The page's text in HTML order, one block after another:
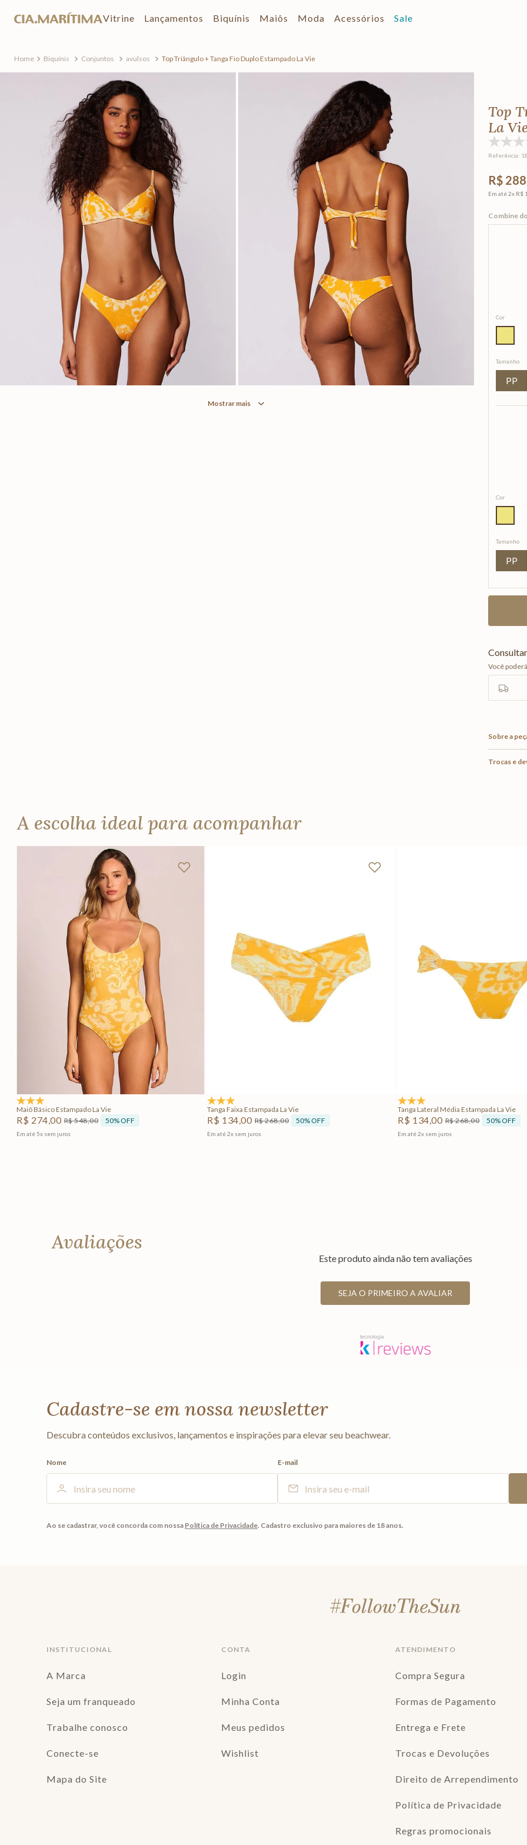
Vitrine Lançamentos Biquínis Maiôs Moda Acessórios Sale
Biquínis Conjuntos avulsos Top Triângulo + Tanga Fio Duplo Estampado La Vie
Mostrar mais
Top
La
Referência:
R$
Em até2x R$
Cor
Tamanho
PP
Cor
Tamanho
PP
Sobre a
Trocas e
A escolha ideal para acompanhar
M G
Adicionar na sacola
Maiô Básico Estampado La Vie
R$ 274,00 R$548,00 50% OFF
Em até 5x sem juros
Tanga Faixa Estampada La Vie
R$ 134,00 R$268,00 50% OFF
Em até2x sem juros
Tanga Lateral Média Estampada La Vie
R$ 134,00 R$268,00 50% OFF
Em até2x sem juros
Avaliações
Este produto ainda não tem avaliações
SEJA O PRIMEIRO A AVALIAR
Cadastre-se em nossa newsletter
Descubra conteúdos exclusivos, lançamentos e inspirações para elevar seu beachwear.
Nome E-mail
Ao se cadastrar, você concorda com nossa Política de Privacidade. Cadastro exclusivo para maiores de 18 anos.
INSTITUCIONAL
A Marca
Seja um franqueado
Trabalhe conosco
Conecte-se
Mapa do Site
CONTA
Login
Minha Conta
Meus pedidos
Wishlist
ATENDIMENTO
Compra Segura
Formas de Pagamento
Entrega e Frete
Trocas e Devoluções
Direito de Arrependimento
Política de Privacidade
Regras promocionais